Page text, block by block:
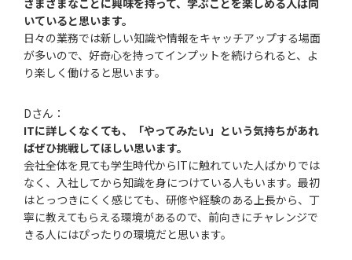
さまざまなことに興味を持って、学ぶことを楽しめる人は向
いていると思います。
日々の業務では新しい知識や情報をキャッチアップする場面
が多いので、好奇心を持ってインプットを続けられると、よ
り楽しく働けると思います。
Dさん：
ITに詳しくなくても、「やってみたい」という気持ちがあれ
ばぜひ挑戦してほしい思います。
会社全体を見ても学生時代からITに触れていた人ばかりでは
なく、入社してから知識を身につけている人もいます。最初
はとっつきにくく感じても、研修や経験のある上長から、丁
寧に教えてもらえる環境があるので、前向きにチャレンジで
きる人にはぴったりの環境だと思います。